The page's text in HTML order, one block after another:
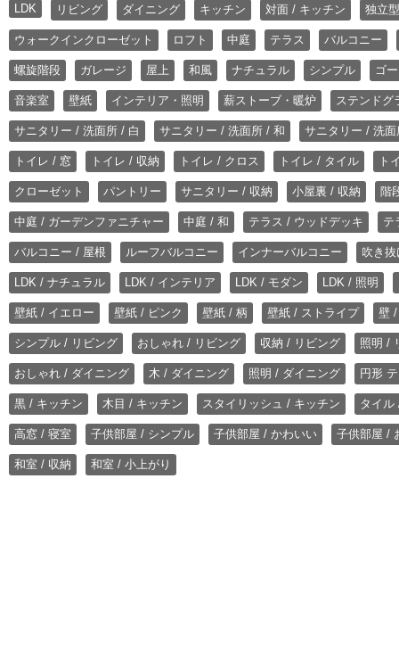
LDK リビング ダイニング キッチン 対面 / キッチン 独立
ウォークインクローゼット ロフト 中庭 テラス バルコニー
螺旋階段 ガレージ 屋上 和風 ナチュラル シンプル ゴ
音楽室 壁紙 インテリア・照明 薪ストーブ・暖炉 ステンドグ
サニタリー / 洗面所 / 白 サニタリー / 洗面所 / 和 サニタリー / 洗
トイレ / 窓 トイレ / 収納 トイレ / クロス トイレ / タイル ト
クローゼット パントリー サニタリー / 収納 小屋裏 / 収納 階
中庭 / ガーデンファニチャー 中庭 / 和 テラス / ウッドデッキ テ
バルコニー / 屋根 ルーフバルコニー インナーバルコニー 吹き
LDK / ナチュラル LDK / インテリア LDK / モダン LDK / 照明
壁紙 / イエロー 壁紙 / ピンク 壁紙 / 柄 壁紙 / ストライプ 壁
シンプル / リビング おしゃれ / リビング 収納 / リビング 照明 /
おしゃれ / ダイニング 木 / ダイニング 照明 / ダイニング 円形
黒 / キッチン 木目 / キッチン スタイリッシュ / キッチン タイル
高窓 / 寝室 子供部屋 / シンプル 子供部屋 / かわいい 子供部屋 /
和室 / 収納 和室 / 小上がり